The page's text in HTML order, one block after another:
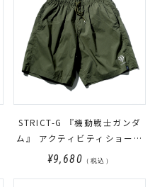
STRICT-G 『機動戦士ガンダ
ム』 アクティビティショート
パンツ ZEON
¥9,680 （税込）